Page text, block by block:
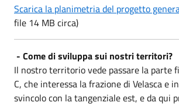
Scarica la planimetria del progetto
file 14 MB circa)
- Come di sviluppa sui nostri territori?
Il nostro territorio vede passare la parte
C, che interessa la frazione di Velasca e
svincolo con la tangenziale est, e da qui